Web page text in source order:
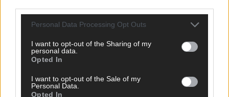
Personal Data Processing Opt Outs
I want to opt-out of the Sharing of my
personal data.
Opted In
I want to opt-out of the Sale of my
Personal Data.
Opted In
Mai 2026
Wer zahlt, steht im Finale – ist das beim ESC wirklich fair?
Mai 2026